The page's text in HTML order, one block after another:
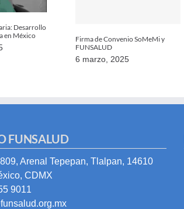
Desarrollo
en México
Firma de Convenio SoMeMi y
FUNSALUD
6 marzo, 2025
FUNSALUD
Arenal Tepepan, Tlalpan, 14610
CDMX
9011